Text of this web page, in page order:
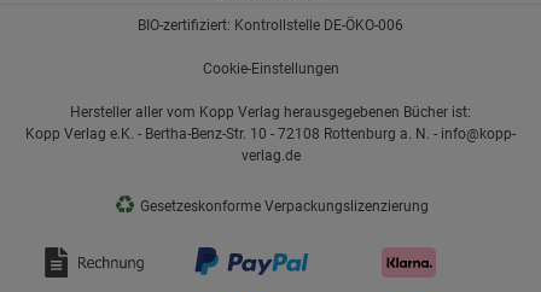
BIO-zertifiziert: Kontrollstelle DE-ÖKO-006
Cookie-Einstellungen
Hersteller aller vom Kopp Verlag herausgegebenen Bücher ist:
Kopp Verlag e.K. - Bertha-Benz-Str. 10 - 72108 Rottenburg a. N. - info@kopp-
verlag.de
♻ Gesetzeskonforme Verpackungslizenzierung